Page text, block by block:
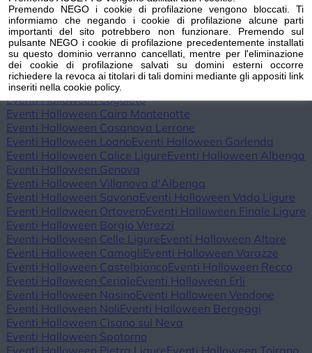
Premendo NEGO i cookie di profilazione vengono bloccati. Ti
informiamo che negando i cookie di profilazione alcune parti
importanti del sito potrebbero non funzionare. Premendo sul
pulsante NEGO i cookie di profilazione precedentemente installati
su questo dominio verranno cancellati, mentre per l'eliminazione
dei cookie di profilazione salvati su domini esterni occorre
richiedere la revoca ai titolari di tali domini mediante gli appositi link
inseriti nella cookie policy.
Eventi Halloween TrioraEventi Halloween Vallebona
Eventi Halloween Vallecrosia al Mare
Eventi Halloween Vasia Eventi Halloween Ventimiglia
Eventi Halloween VessalicoEventi Halloween Villa Faraldi
Eventi Halloween Andora Eventi Halloween Alassio
Eventi Halloween Laigueglia
Eventi Halloween Arenzano
Eventi Halloween Cogoleto
Eventi Halloween Cairo Montenotte
Eventi Halloween Casanova Lerrone
Eventi Halloween LoanoEventi Halloween Garlenda
Eventi Halloween Calice LigureEventi Halloween Albenga
Eventi Halloween Genova
Eventi Halloween Villanova d'Albenga
Eventi Halloween Savona Eventi Halloween Vado Ligure
Eventi Halloween OrtoveroEventi Halloween Finale Ligure
Eventi Halloween Borgio Verezzi
Eventi Halloween Celle LigureEventi Halloween Altare
Eventi Halloween CamogliEventi Halloween Varazze
Eventi Halloween CastelbiancoEventi Halloween Recco
Eventi Halloween CerialeEventi Halloween Erli
Eventi Halloween NasinoEventi Halloween Vendone
Eventi Halloween NoliEventi Halloween Bergeggi
Eventi Halloween Cisano sul Neva
Eventi Halloween Spotorno